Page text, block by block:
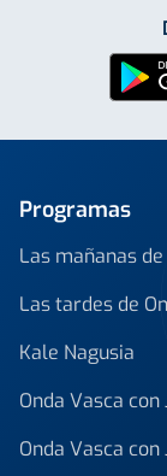
Programas
Las mañanas
Las tardes de
Kale Nagusia
Onda Vasca
Onda Vasca